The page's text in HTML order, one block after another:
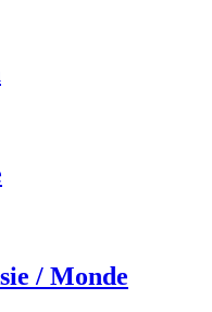
/ Monde